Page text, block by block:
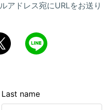
アドレス宛にURLをお送り
Last name